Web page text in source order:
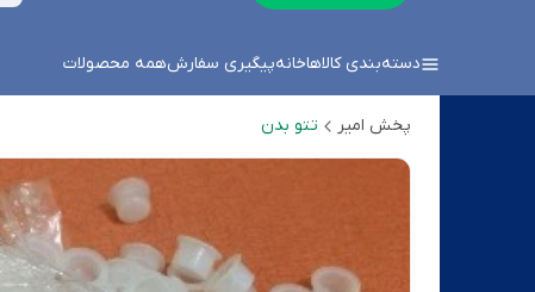
دسته‌بندی کالاهاخانهپیگیری سفارشهمه محصولات
پخش امیر تتو بدن